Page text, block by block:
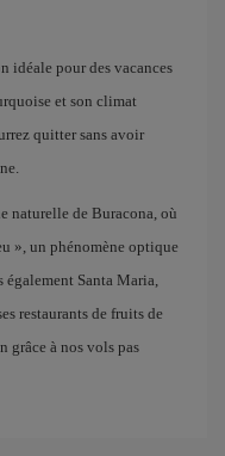
idéale pour des vacances
et son climat
quitter sans avoir
naturelle de Buracona, où
», un phénomène optique
également Santa Maria,
restaurants de fruits de
grâce à nos vols pas